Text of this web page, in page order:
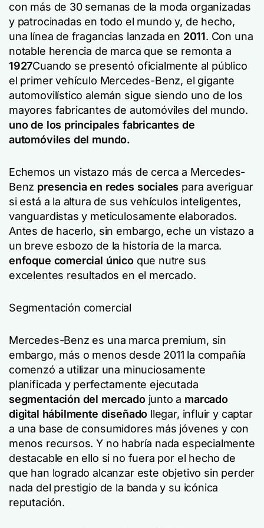
con más de 30 semanas de la moda organizadas
y patrocinadas en todo el mundo y, de hecho,
una línea de fragancias lanzada en 2011. Con una
notable herencia de marca que se remonta a
1927Cuando se presentó oficialmente al público
el primer vehículo Mercedes-Benz, el gigante
automovilístico alemán sigue siendo uno de los
mayores fabricantes de automóviles del mundo.
uno de los principales fabricantes de
automóviles del mundo.
Echemos un vistazo más de cerca a Mercedes-
Benz presencia en redes sociales para averiguar
si está a la altura de sus vehículos inteligentes,
vanguardistas y meticulosamente elaborados.
Antes de hacerlo, sin embargo, eche un vistazo a
un breve esbozo de la historia de la marca.
enfoque comercial únicoque nutre sus
excelentes resultados en el mercado.
Segmentación comercial
Mercedes-Benz es una marca premium, sin
embargo, más o menos desde 2011 la compañía
comenzó a utilizar una minuciosamente
planificada y perfectamente ejecutada
segmentación del mercadojunto a marcado
digital hábilmente diseñado llegar, influir y captar
a una base de consumidores más jóvenes y con
menos recursos. Y no habría nada especialmente
destacable en ello si no fuera por el hecho de
que han logrado alcanzar este objetivo sin perder
nada del prestigio de la banda y su icónica
reputación.